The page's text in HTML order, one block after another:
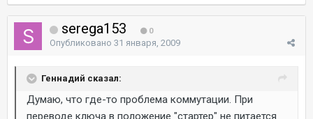
serega153 0
Опубликовано 31 января, 2009
Геннадий сказал:
Думаю, что где-то проблема коммутации. При
переводе ключа в положение "стартер" не питается